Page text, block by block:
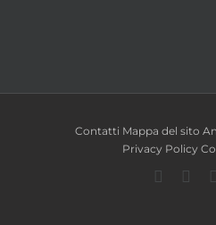
Contatti Mappa del sito
Privacy Policy
Facebook